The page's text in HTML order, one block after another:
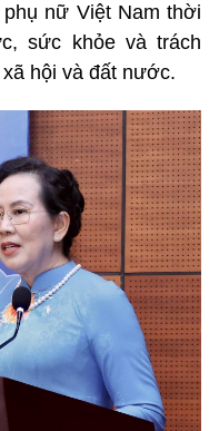
nữ Việt Nam thời
sức khỏe và trách
hội và đất nước.